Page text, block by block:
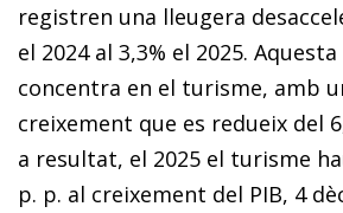
registren una lleugera
el 2024 al 3,3% el 2025.
concentra en el turisme, amb
creixement que es redueix del
a resultat, el 2025 el turisme
p. p. al creixement del PIB, 4